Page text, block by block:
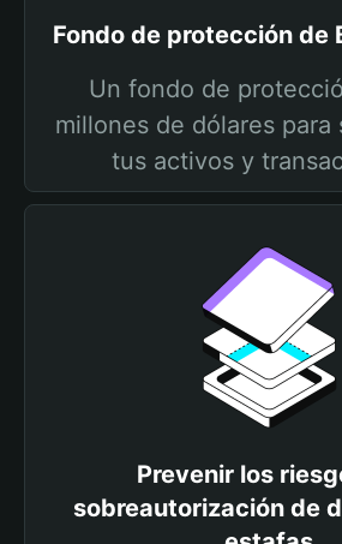
Fondo de protección de
Un fondo de
millones de dólares para
tus activos y
Prevenir los
sobreautorización de